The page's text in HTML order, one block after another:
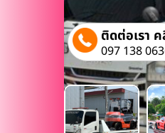
ติดต่อเรา
097 138